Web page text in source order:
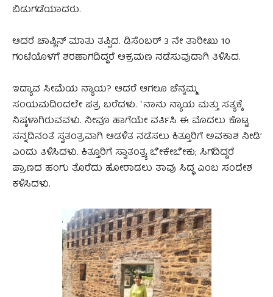
ಬಿಡುಗಡೆಯಾದರು.
ಆದರೆ ಚಾಪ್ಲಿನ್ ಮಾತು ತಪ್ಪಿದ. ಡಿಸೆಂಬರ್ 3 ನೇ ತಾರೀಖು 10
ಗಂಟೆಯೊಳಗೆ ಶರಣಾಗದಿದ್ದರೆ ಆಕ್ರಮಣ ನಡೆಸುವುದಾಗಿ ತಿಳಿಸಿದ.
ಇದ್ಯಾವ ಸೀಮೆಯ ನ್ಯಾಯ? ಆದರೆ ಆಗಲೂ ಚೆನ್ನಮ್ಮ
ಸಂಯಮದಿಂದಲೇ ಪತ್ರ ಬರೆದಳು. `ನಾನು ನ್ಯಾಯ ಮತ್ತು ಸತ್ಯಕ್ಕೆ
ನಿಷ್ಠಳಾಗಿರುವವಳು. ನೀವೂ ಹಾಗೆಯೇ ವರ್ತಿಸಿ ಈ ಮೊದಲು ಕೊಟ್ಟ
ಸನ್ನದಿನಂತೆ ಸ್ವತಂತ್ರವಾಗಿ ಆಡಳಿತ ನಡೆಸಲು ಕಿತ್ತೂರಿಗೆ ಅವಕಾಶ ನೀಡಿ’
ಎಂದು ತಿಳಿಸಿದಳು. ಕಿತ್ತೂರಿಗೆ ಸ್ವಾತಂತ್ರ್ಯ ಬೇಕೇಬೇಕು; ಸಿಗದಿದ್ದರೆ
ಪ್ರಾಣದ ಹಂಗು ತೊರೆದು ಹೋರಾಡಲು ತಾವು ಸಿದ್ಧ ಎಂಬ ಸಂದೇಶ
ಕಳಿಸಿದಳು.